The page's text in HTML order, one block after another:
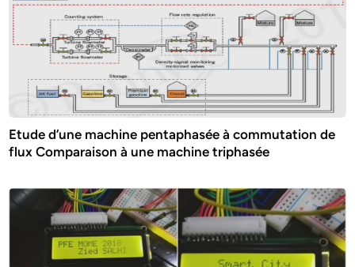
Etude d’une machine pentaphasée à commutation de
flux Comparaison à une machine triphasée